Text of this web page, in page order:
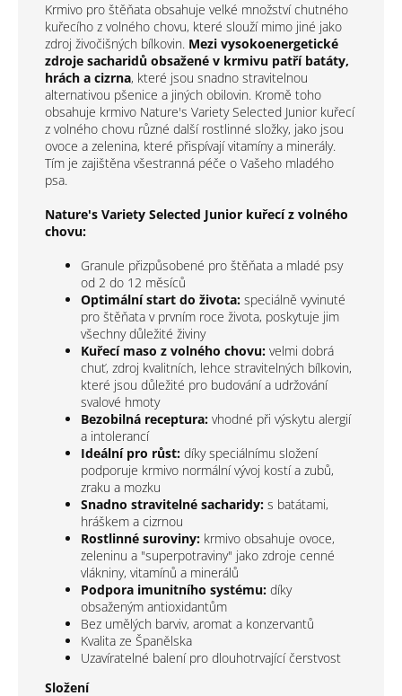
Krmivo pro štěňata obsahuje velké množství chutného
kuřecího z volného chovu, které slouží mimo jiné jako
zdroj živočišných bílkovin. Mezi vysokoenergetické
zdroje sacharidů obsažené v krmivu patří batáty,
hrách a cizrna, které jsou snadno stravitelnou
alternativou pšenice a jiných obilovin. Kromě toho
obsahuje krmivo Nature's Variety Selected Junior kuřecí
z volného chovu různé další rostlinné složky, jako jsou
ovoce a zelenina, které přispívají vitamíny a minerály.
Tím je zajištěna všestranná péče o Vašeho mladého
psa.
Nature's Variety Selected Junior kuřecí z volného
chovu:
Granule přizpůsobené pro štěňata a mladé psy
od 2 do 12 měsíců
Optimální start do života: speciálně vyvinuté
pro štěňata v prvním roce života, poskytuje jim
všechny důležité živiny
Kuřecí maso z volného chovu: velmi dobrá
chuť, zdroj kvalitních, lehce stravitelných bílkovin,
které jsou důležité pro budování a udržování
svalové hmoty
Bezobilná receptura: vhodné při výskytu alergií
a intolerancí
Ideální pro růst: díky speciálnímu složení
podporuje krmivo normální vývoj kostí a zubů,
zraku a mozku
Snadno stravitelné sacharidy: s batátami,
hráškem a cizrnou
Rostlinné suroviny: krmivo obsahuje ovoce,
zeleninu a "superpotraviny" jako zdroje cenné
vlákniny, vitamínů a minerálů
Podpora imunitního systému: díky
obsaženým antioxidantům
Bez umělých barviv, aromat a konzervantů
Kvalita ze Španělska
Uzavíratelné balení pro dlouhotrvající čerstvost
Složení